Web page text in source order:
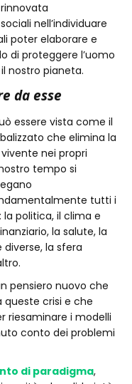
nell’individuare
poter elaborare e
di proteggere l’uomo
nostro pianeta.
da esse
essere vista come il
che elimina la
nei propri
tempo si
tutti i
: la politica, il clima e
la salute, la
la sfera
pensiero nuovo che
queste crisi e che
riesaminare i modelli
conto dei problemi
di paradigma,